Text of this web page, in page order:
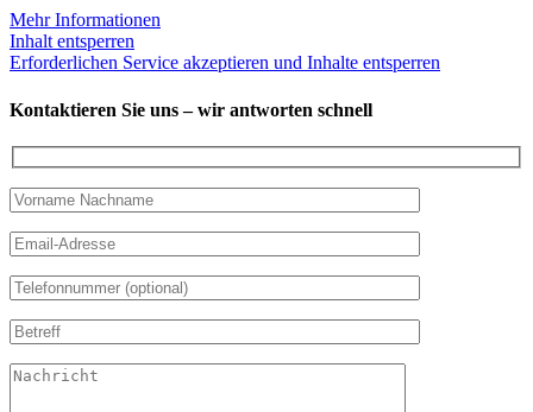
Mehr Informationen
Inhalt entsperren
Erforderlichen Service akzeptieren und Inhalte entsperren
Kontaktieren Sie uns – wir antworten schnell